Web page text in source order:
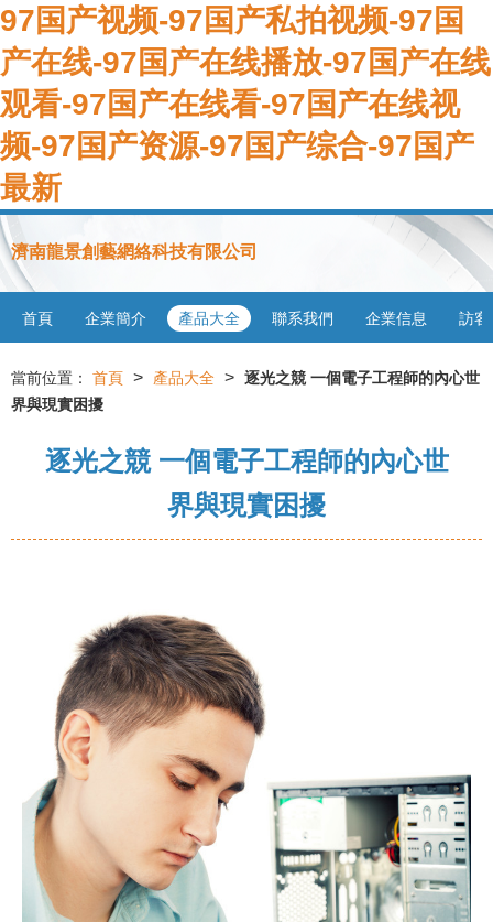
97国产视频-97国产私拍视频-97国
产在线-97国产在线播放-97国产在线
观看-97国产在线看-97国产在线视
频-97国产资源-97国产综合-97国产
最新
濟南龍景創藝網絡科技有限公司
首頁 企業簡介 產品大全 聯系我們 企業信息 訪客
當前位置： 首頁 > 產品大全 > 逐光之競 一個電子工程師的內心世
界與現實困擾
逐光之競 一個電子工程師的內心世
界與現實困擾